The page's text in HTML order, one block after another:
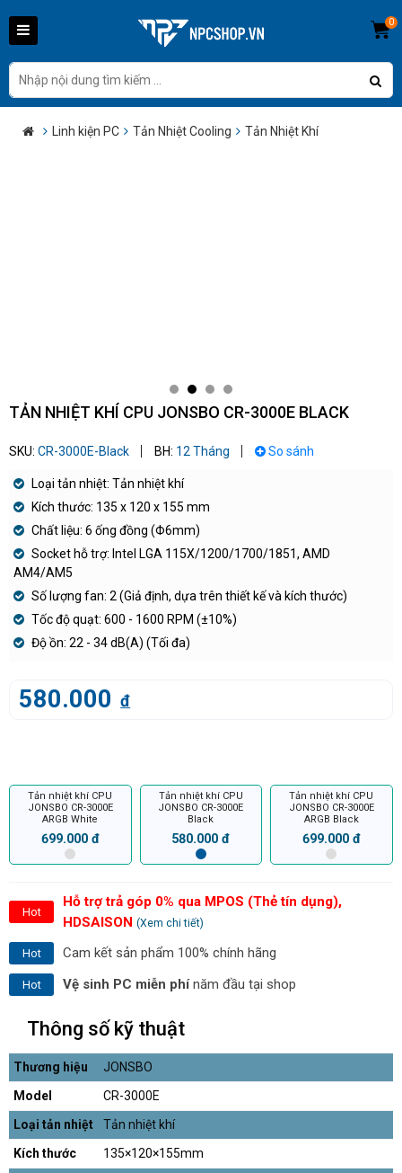
0
Linh kiện PC Tản Nhiệt Cooling Tản Nhiệt Khí
TẢN NHIỆT KHÍ CPU JONSBO CR-3000E BLACK
SKU: CR-3000E-Black BH: 12 Tháng So sánh
Loại tản nhiệt: Tản nhiệt khí
Kích thước: 135 x 120 x 155 mm
Chất liệu: 6 ống đồng (Φ6mm)
Socket hỗ trợ: Intel LGA 115X/1200/1700/1851, AMD
AM4/AM5
Số lượng fan: 2 (Giả định, dựa trên thiết kế và kích thước)
Tốc độ quạt: 600 - 1600 RPM (±10%)
Độ ồn: 22 - 34 dB(A) (Tối đa)
580.000 đ
Tản nhiệt khí CPU
JONSBO CR-3000E
ARGB White
699.000 đ
Tản nhiệt khí CPU
JONSBO CR-3000E
Black
580.000 đ
Tản nhiệt khí CPU
JONSBO CR-3000E
ARGB Black
699.000 đ
Hot
Hỗ trợ trả góp 0% qua MPOS (Thẻ tín dụng),
HDSAISON (Xem chi tiết)
Hot Cam kết sản phẩm 100% chính hãng
Hot Vệ sinh PC miễn phínăm đầu tại shop
Thông số kỹ thuật
Thương hiệu
JONSBO
Model
CR-3000E
Loại tản nhiệt
Tản nhiệt khí
Kích thước
135×120×155mm